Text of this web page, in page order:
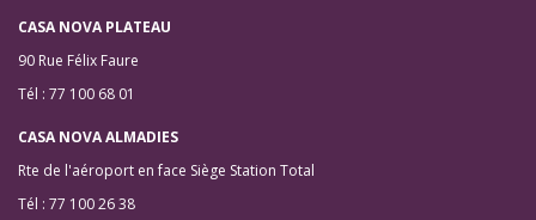
CASA NOVA PLATEAU
90 Rue Félix Faure
Tél : 77 100 68 01
CASA NOVA ALMADIES
Rte de l'aéroport en face Siège Station Total
Tél : 77 100 26 38